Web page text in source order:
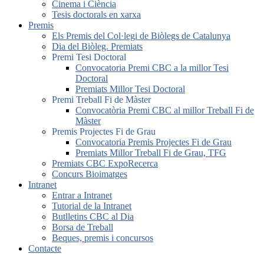
Cinema i Ciència
Tesis doctorals en xarxa
Premis
Els Premis del Col·legi de Biòlegs de Catalunya
Dia del Biòleg. Premiats
Premi Tesi Doctoral
Convocatoria Premi CBC a la millor Tesi
Doctoral
Premiats Millor Tesi Doctoral
Premi Treball Fi de Màster
Convocatòria Premi CBC al millor Treball Fi de
Màster
Premis Projectes Fi de Grau
Convocatoria Premis Projectes Fi de Grau
Premiats Millor Treball Fi de Grau, TFG
Premiats CBC ExpoRecerca
Concurs Bioimatges
Intranet
Entrar a Intranet
Tutorial de la Intranet
Butlletins CBC al Dia
Borsa de Treball
Beques, premis i concursos
Contacte